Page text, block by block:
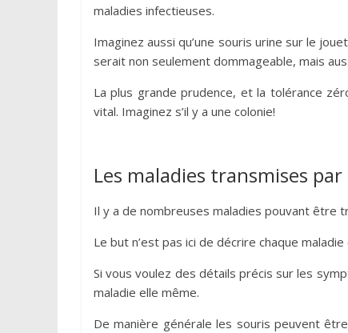
maladies infectieuses.
Imaginez aussi qu’une souris urine sur le
serait non seulement dommageable, mais
La plus grande prudence, et la tolérance
vital. Imaginez s’il y a une colonie!
Les maladies transmises
Il y a de nombreuses maladies pouvant être
Le but n’est pas ici de décrire chaque
Si vous voulez des détails précis sur les
maladie elle même.
De manière générale les souris peuvent